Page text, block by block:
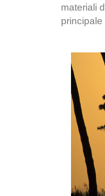
materiali